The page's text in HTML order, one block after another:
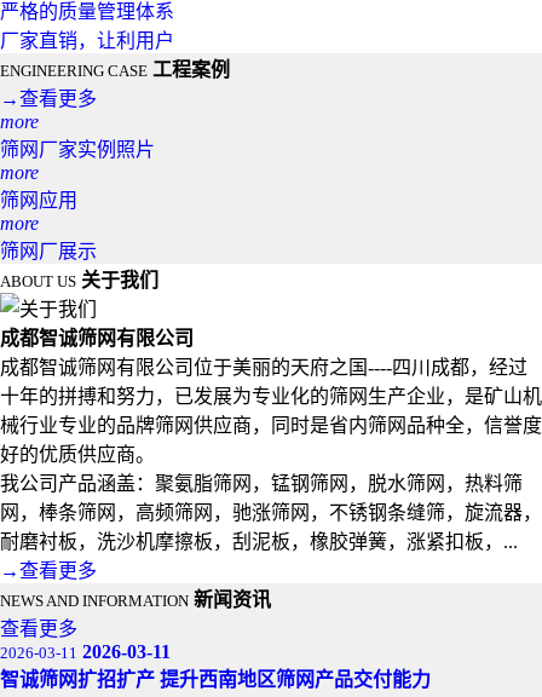
严格的质量管理体系
厂家直销，让利用户
ENGINEERING CASE 工程案例
→查看更多
more
筛网厂家实例照片
more
筛网应用
more
筛网厂展示
ABOUT US 关于我们
成都智诚筛网有限公司
成都智诚筛网有限公司位于美丽的天府之国----四川成都，经过
十年的拼搏和努力，已发展为专业化的筛网生产企业，是矿山机
械行业专业的品牌筛网供应商，同时是省内筛网品种全，信誉度
好的优质供应商。
我公司产品涵盖：聚氨脂筛网，锰钢筛网，脱水筛网，热料筛
网，棒条筛网，高频筛网，驰涨筛网，不锈钢条缝筛，旋流器，
耐磨衬板，洗沙机摩擦板，刮泥板，橡胶弹簧，涨紧扣板，...
→查看更多
NEWS AND INFORMATION 新闻资讯
查看更多
2026-03-11 2026-03-11
智诚筛网扩招扩产 提升西南地区筛网产品交付能力